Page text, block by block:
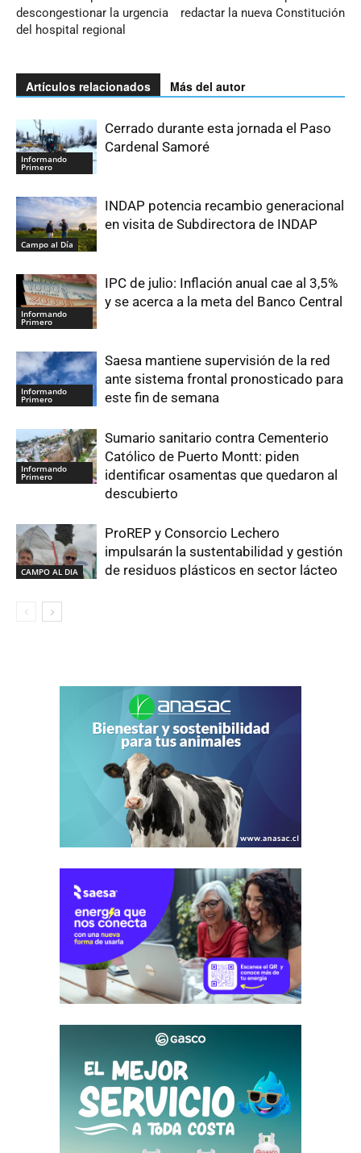
descongestionar la urgencia
del hospital regional
redactar la nueva Constitución
Artículos relacionados Más del autor
Informando
Primero
Cerrado durante esta jornada el Paso
Cardenal Samoré
Campo al Día
INDAP potencia recambio generacional
en visita de Subdirectora de INDAP
Informando
Primero
IPC de julio: Inflación anual cae al 3,5%
y se acerca a la meta del Banco Central
Informando
Primero
Saesa mantiene supervisión de la red
ante sistema frontal pronosticado para
este fin de semana
Informando
Primero
Sumario sanitario contra Cementerio
Católico de Puerto Montt: piden
identificar osamentas que quedaron al
descubierto
CAMPO AL DIA
ProREP y Consorcio Lechero
impulsarán la sustentabilidad y gestión
de residuos plásticos en sector lácteo